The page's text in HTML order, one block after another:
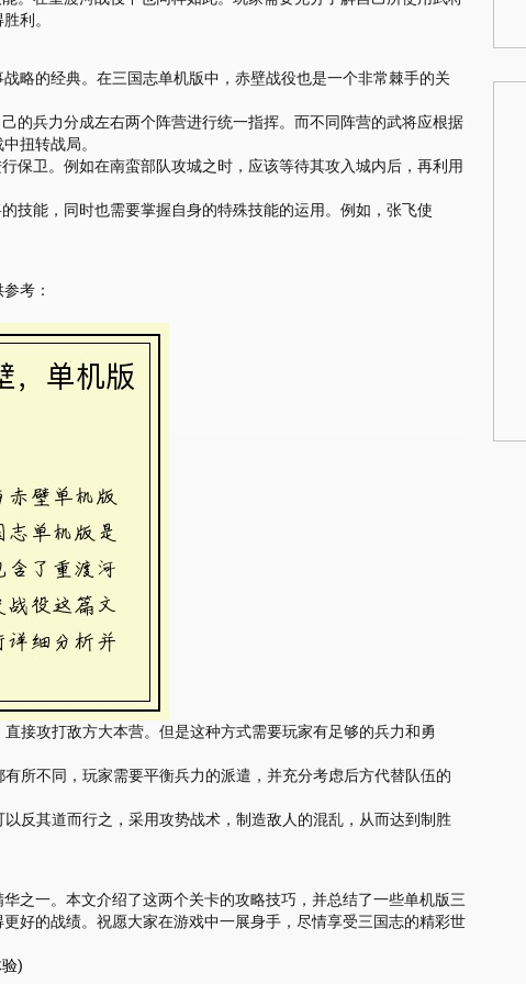
利。
略的经典。在三国志单机版中，赤壁战役也是一个非常棘手的关
的兵力分成左右两个阵营进行统一指挥。而不同阵营的武将应根据
扭转战局。
保卫。例如在南蛮部队攻城之时，应该等待其攻入城内后，再利用
技能，同时也需要掌握自身的特殊技能的运用。例如，张飞使
考：
接攻打敌方大本营。但是这种方式需要玩家有足够的兵力和勇
所不同，玩家需要平衡兵力的派遣，并充分考虑后方代替队伍的
反其道而行之，采用攻势战术，制造敌人的混乱，从而达到制胜
之一。本文介绍了这两个关卡的攻略技巧，并总结了一些单机版三
好的战绩。祝愿大家在游戏中一展身手，尽情享受三国志的精彩世
)